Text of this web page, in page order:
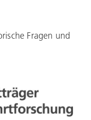
Fragen und